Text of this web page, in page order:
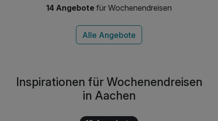
inkl. Nutzung von Sauna & Fitnessbereich
14 Angebote für Wochenendreisen
Inspirationen für Wochenendreisen
in Aachen